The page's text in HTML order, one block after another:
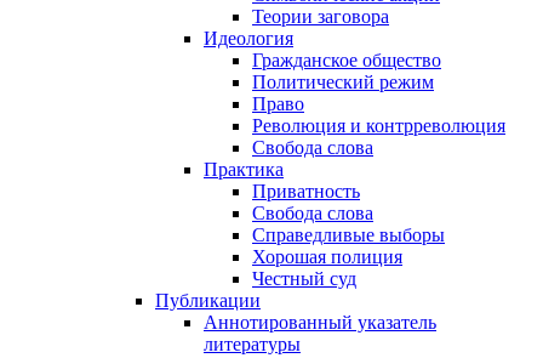
Теории заговора
Идеология
Гражданское общество
Политический режим
Право
Революция и контрреволюция
Свобода слова
Практика
Приватность
Свобода слова
Справедливые выборы
Хорошая полиция
Честный суд
Публикации
Аннотированный указатель
литературы